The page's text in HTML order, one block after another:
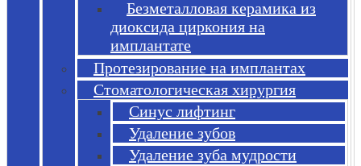
Безметалловая керамика из
диоксида циркония на
имплантате
Протезирование на имплантах
Стоматологическая хирургия
Синус лифтинг
Удаление зубов
Удаление зуба мудрости